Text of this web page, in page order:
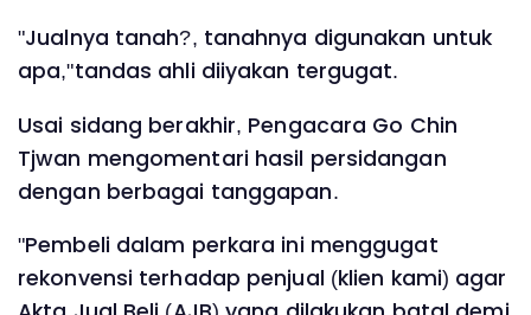
"Jualnya tanah?, tanahnya digunakan untuk
apa,"tandas ahli diiyakan tergugat.
Usai sidang berakhir, Pengacara Go Chin
Tjwan mengomentari hasil persidangan
dengan berbagai tanggapan.
"Pembeli dalam perkara ini menggugat
rekonvensi terhadap penjual (klien kami) agar